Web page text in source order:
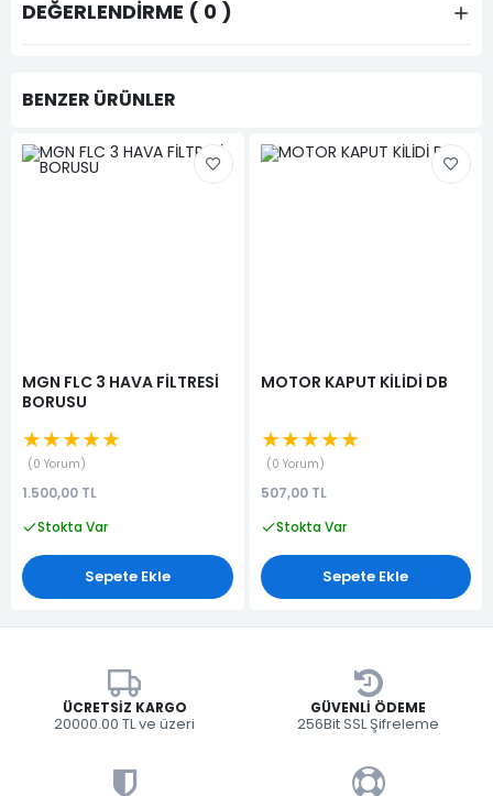
DEĞERLENDIRME ( 0 )
BENZER ÜRÜNLER
MGN FLC 3 HAVA FİLTRESİ
BORUSU
★★★★★
0 Yorum
1.500,00 TL
Stokta Var
Sepete Ekle
MOTOR KAPUT KİLİDİ DB
★★★★★
0 Yorum
507,00 TL
Stokta Var
Sepete Ekle
ÜCRETSIZ KARGO
20000.00 TL ve üzeri
GÜVENLI ÖDEME
256Bit SSL Şifreleme